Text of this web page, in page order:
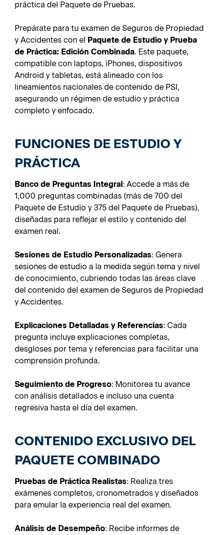
práctica del Paquete de Pruebas.
Prepárate para tu examen de Seguros de Propiedad
y Accidentes con el Paquete de Estudio y Prueba
de Práctica: Edición Combinada. Este paquete,
compatible con laptops, iPhones, dispositivos
Android y tabletas, está alineado con los
lineamientos nacionales de contenido de PSI,
asegurando un régimen de estudio y práctica
completo y enfocado.
FUNCIONES DE ESTUDIO Y
PRÁCTICA
Banco de Preguntas Integral: Accede a más de
1,000 preguntas combinadas (más de 700 del
Paquete de Estudio y 375 del Paquete de Pruebas),
diseñadas para reflejar el estilo y contenido del
examen real.
Sesiones de Estudio Personalizadas: Genera
sesiones de estudio a la medida según tema y nivel
de conocimiento, cubriendo todas las áreas clave
del contenido del examen de Seguros de Propiedad
y Accidentes.
Explicaciones Detalladas y Referencias: Cada
pregunta incluye explicaciones completas,
desgloses por tema y referencias para facilitar una
comprensión profunda.
Seguimiento de Progreso: Monitorea tu avance
con análisis detallados e incluso una cuenta
regresiva hasta el día del examen.
CONTENIDO EXCLUSIVO DEL
PAQUETE COMBINADO
Pruebas de Práctica Realistas: Realiza tres
exámenes completos, cronometrados y diseñados
para emular la experiencia real del examen.
Análisis de Desempeño: Recibe informes de